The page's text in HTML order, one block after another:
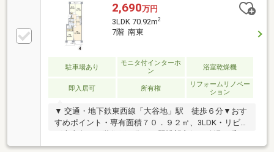
2,690万円
3LDK 70.92m2
7階 南東
駐車場あり
モニタ付インターホ
ン
浴室乾燥機
即入居可 所有権
リフォームリノベー
ション
▼ 交通・地下鉄東西線「大谷地」駅 徒歩６分▼おす
すめポイント・専有面積７０．９２㎡、3LDK・リビン
房：都市ガス・食器洗乾燥機、浴室換気乾燥暖房機、